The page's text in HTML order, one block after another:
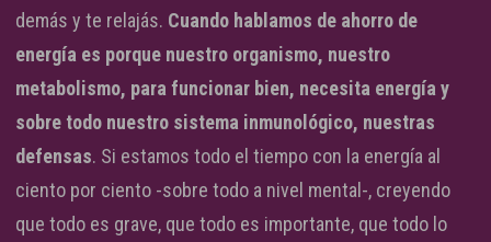
demás y te relajás. Cuando hablamos de ahorro de
energía es porque nuestro organismo, nuestro
metabolismo, para funcionar bien, necesita energía y
sobre todo nuestro sistema inmunológico, nuestras
defensas. Si estamos todo el tiempo con la energía al
ciento por ciento -sobre todo a nivel mental-, creyendo
que todo es grave, que todo es importante, que todo lo